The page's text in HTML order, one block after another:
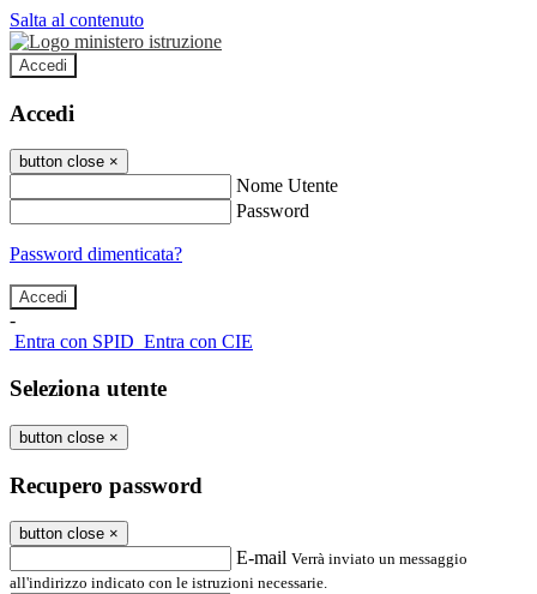
Salta al contenuto
Accedi
Accedi
button close ×
Nome Utente
Password
Password dimenticata?
-
Entra con SPID Entra con CIE
Seleziona utente
button close ×
Recupero password
button close ×
E-mail Verrà inviato un messaggio
all'indirizzo indicato con le istruzioni necessarie.